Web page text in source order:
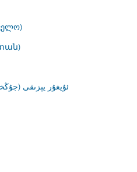
ئۇيغۇر يېزىقى